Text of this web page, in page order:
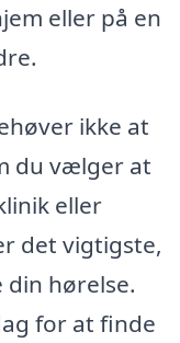
eller på en
ikke at
du vælger at
eller
det vigtigste,
hørelse.
for at finde